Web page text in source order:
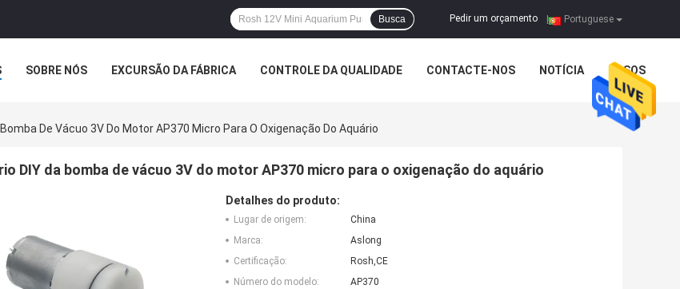
Portuguese
Pedir um orçamento |
Busca
SOBRE NÓS EXCURSÃO DA FÁBRICA CONTROLE DA QUALIDADE CONTACTE-NOS NOTÍCIA CASOS
De Vácuo 3V Do Motor AP370 Micro Para O Oxigenação Do Aquário
DIY da bomba de vácuo 3V do motor AP370 micro para o oxigenação do aquário
Detalhes do produto:
Lugar de origem:
China
Marca:
Aslong
Certificação:
Rosh,CE
Número do modelo:
AP370